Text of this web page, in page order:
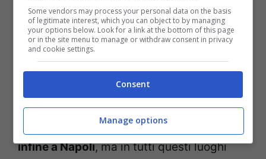
Adriano ordina quindi discorticarli vivi e di
metterli al rogo . Ma anche in questo caso
tutto è inutile: le fiamme non li toccano
nemmeno. Poiché le conversioni a Brescia
iniziano ad essere numerose, i due giovani
vengono portati aMilano, poi a Roma e
infine a Napoli, ma in tutti questi luoghi
Some vendors may process your personal data on the basis
of legitimate interest, which you can object to by managing
your options below. Look for a link at the bottom of this page
or in the site menu to manage or withdraw consent in privacy
and cookie settings.
Consent
Manage options